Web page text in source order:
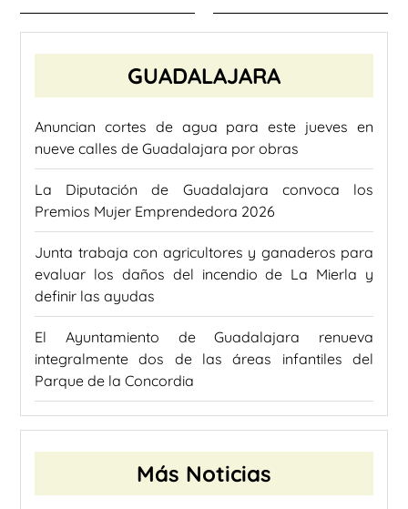
GUADALAJARA
Anuncian cortes de agua para este jueves en
nueve calles de Guadalajara por obras
La Diputación de Guadalajara convoca los
Premios Mujer Emprendedora 2026
Junta trabaja con agricultores y ganaderos para
evaluar los daños del incendio de La Mierla y
definir las ayudas
El Ayuntamiento de Guadalajara renueva
integralmente dos de las áreas infantiles del
Parque de la Concordia
Más Noticias